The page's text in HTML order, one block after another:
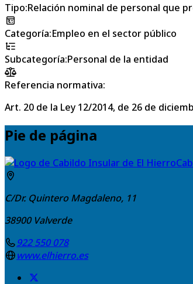
Tipo:Relación nominal de personal que
Categoría:Empleo en el sector público
Subcategoría:Personal de la entidad
Referencia normativa:
Art. 20 de la Ley 12/2014, de 26 de
Pie de página
C/Dr. Quintero Magdaleno, 11
38900 Valverde
922 550 078
www.elhierro.es